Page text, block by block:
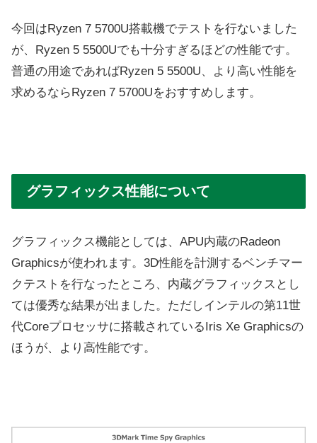
今回はRyzen 7 5700U搭載機でテストを行ないました
が、Ryzen 5 5500Uでも十分すぎるほどの性能です。
普通の用途であればRyzen 5 5500U、より高い性能を
求めるならRyzen 7 5700Uをおすすめします。
グラフィックス性能について
グラフィックス機能としては、APU内蔵のRadeon
Graphicsが使われます。3D性能を計測するベンチマー
クテストを行なったところ、内蔵グラフィックスとし
ては優秀な結果が出ました。ただしインテルの第11世
代Coreプロセッサに搭載されているIris Xe Graphicsの
ほうが、より高性能です。